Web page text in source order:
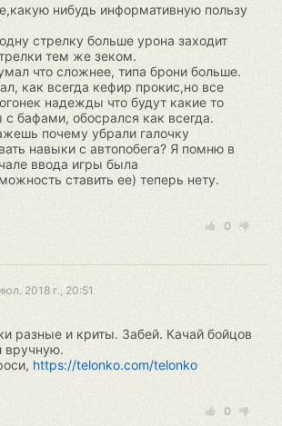
нибудь информативную пользу
стрелку больше урона заходит
тем же зеком.
что сложнее, типа брони больше.
как всегда кефир прокис,но все
надежды что будут какие то
бафами, обосрался как всегда.
почему убрали галочку
навыки с автопобега? Я помню в
ввода игры была
ставить ее) теперь нету.
0
2018 г., 20:51
разные и криты. Забей. Качай бойцов
вручную.
https://telonko.com/telonko
0